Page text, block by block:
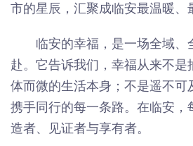
市的星辰，汇聚成临安最温暖、
临安的幸福，是一场全域、
赴。它告诉我们，幸福从来不是
体而微的生活本身；不是遥不可
携手同行的每一条路。在临安，
造者、见证者与享有者。